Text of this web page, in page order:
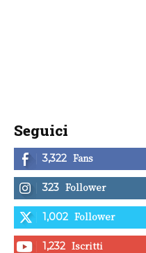
Seguici
3,322 Fans
323 Follower
1,002 Follower
1,232 Iscritti